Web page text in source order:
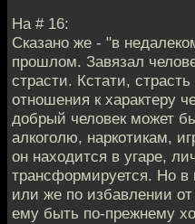
На # 16:
Сказано же - "в
прошлом. Завязал
страсти. Кстати,
отношения к характеру
добрый человек может
алкоголю, наркотикам,
он находится в угаре,
трансформируется. Но в
или же по избавлении
ему быть по-прежнему